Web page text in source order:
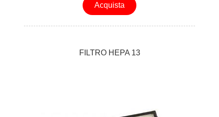
BSG62002/04 BSG62002 ASPIRATEUR LOGO 2000W NOIR
BSG62002/07 BSG62002 ASPIRATEUR LOGO 2000W NOIR
BSG62002/09 BSG62002 ASPIRATEUR LOGO 2000W NOIR
BSG62004/09 BSG62004 ASPIRATEUR LOGO 2000W BLEU
2300W BSGL53192/10 BSGL53192 Aspirateur BSGL53291/10
Acquista
FILTRO HEPA 13